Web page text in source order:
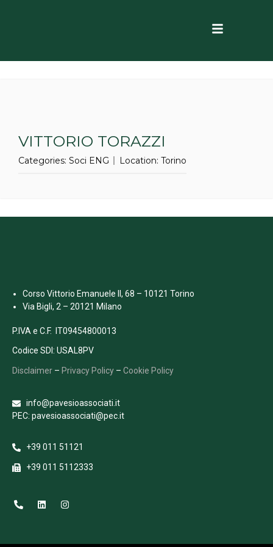
VITTORIO TORAZZI
Categories: Soci ENG Location: Torino
Corso Vittorio Emanuele II, 68 – 10121 Torino
Via Bigli, 2 – 20121 Milano
P.IVA e C.F. IT09454800013
Codice SDI: USAL8PV
Disclaimer – Privacy Policy – Cookie Policy
info@pavesioassociati.it
PEC: pavesioassociati@pec.it
+39 011 51121
+39 011 5112333